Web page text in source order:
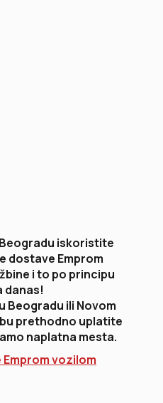
iskoristite
dostave Emprom
i to po principu
danas!
Beogradu ili Novom
prethodno uplatite
naplatna mesta.
vozilom